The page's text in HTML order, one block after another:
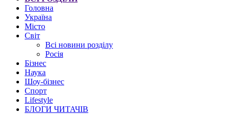
Головна
Україна
Місто
Світ
Всі новини розділу
Росія
Бізнес
Наука
Шоу-бізнес
Спорт
Lifestyle
БЛОГИ ЧИТАЧІВ